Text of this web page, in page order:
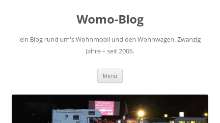
Womo-Blog
ein Blog rund um's Wohnmobil und den Wohnwagen. Zwanzig
Jahre – seit 2006.
Menü